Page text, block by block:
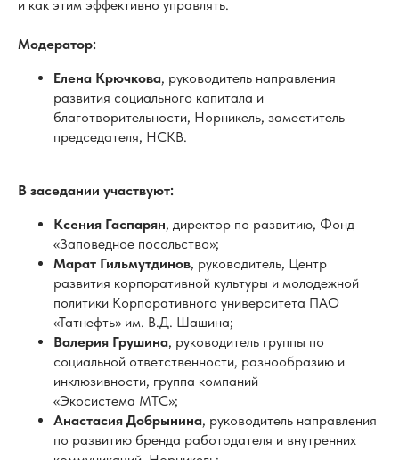
председателя, НСКВ.
Ксения Гаспарян, директор по развитию, Фонд
«Заповедное посольство»;
Марат Гильмутдинов
«Татнефть» им. В.Д. Шашина;
социальной ответственности, разнообразию и
инклюзивности, группа компаний
«Экосистема МТС»;
Анастасия Добрынина, руководитель направления
по развитию бренда работодателя и внутренних
коммуникаций, Норникель;
Владислав Калинин, магистр социологии, старший
преподаватель кафедры государственного
управления и публичной политики РАНХиГС;
Мария Калиновская
операционных рисков и устойчивого развития, Kept;
Марина Мелкова, лидер профессиональных